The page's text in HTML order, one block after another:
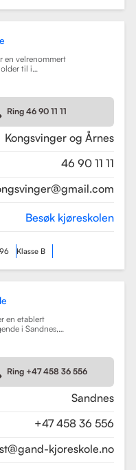
en velrenommert
til i
Skolen tilbyr et
inkludert
klasse B,
og automatgir.
Ring 46 90 11 11
Kongsvinger og Årnes
46 90 11 11
Besøk kjøreskolen
Klasse B
en etablert
i Sandnes,
har
opplæring for
med manuell og
(klasse
Ring +47 458 36 556
Sandnes
+47 458 36 556
kjoreskole.no